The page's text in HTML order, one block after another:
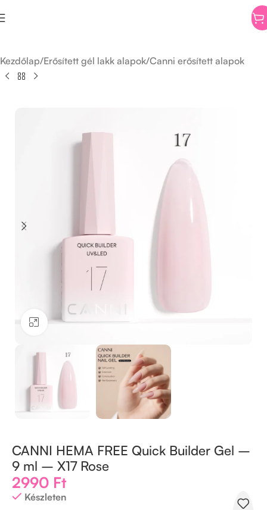
Kezdőlap/Erősített gél lakk alapok/Canni erősített alapok
Kattintson a nagyításhoz
CANNI HEMA FREE Quick Builder Gel –
9 ml – X17 Rose
2990 Ft
Készleten